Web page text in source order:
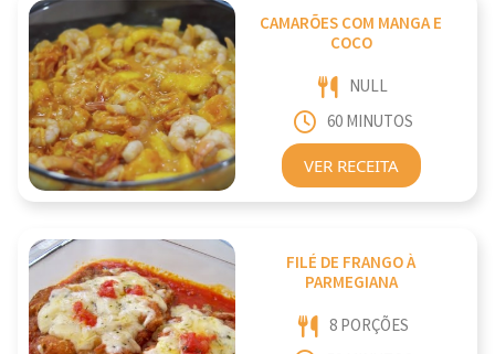
CAMARÕES COM MANGA E
COCO
NULL
60 MINUTOS
VER RECEITA
FILÉ DE FRANGO À
PARMEGIANA
8 PORÇÕES